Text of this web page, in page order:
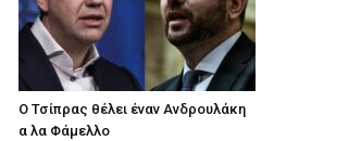
Ο Τσίπρας θέλει έναν Ανδρουλάκη
α λα Φάμελλο